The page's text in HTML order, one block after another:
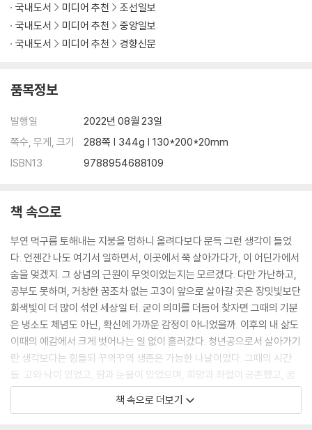
국내도서
미디어 추천
조선일보
국내도서
미디어 추천
중앙일보
국내도서
미디어 추천 경향신문
품목정보
발행일
2022년 08월 23일
쪽수, 무게, 크기
288쪽 | 344g | 130*200*20mm
ISBN13
9788954688109
책 속으로
부연 먹구름 토해내는 지붕을 멍하니 올려다보다 문득 그런 생각이 들었
다. 언젠간 나도 여기서 일하면서, 이곳에서 쭉 살아가다가, 이 어딘가에서
숨을 멎겠지. 그 상념의 근원이 무엇이었는지는 모르겠다. 다만 가난하고,
공부도 못하며, 거창한 꿈조차 없는 고3이 앞으로 살아갈 곳은 장밋빛보단
회색빛이 더 많이 섞인 세상일 터. 굳이 의미를 더듬어 찾자면 그때의 기분
은 냉소도 체념도 아닌, 확신에 가까운 감정이 아니었을까. 이후의 내 삶도
이때의 예감에서 크게 벗어나는 일 없이 흘러갔다. 청년공으로서 살아가기
란 생각보다는 힘들되 꾸역꾸역 생존은 가능한 나날이었다. 그때의 시간
들. 고와 낙이 있었고, 땀과 눈물이 있었으며, 희망과 좌절이 공존했고, 꿈
이 짓이겨졌다가 다시금 피어났던 과거를 문자로 남겨보고자 한다.
--- 「프롤로그 | 회색 미래」중에서
책 속으로 더보기